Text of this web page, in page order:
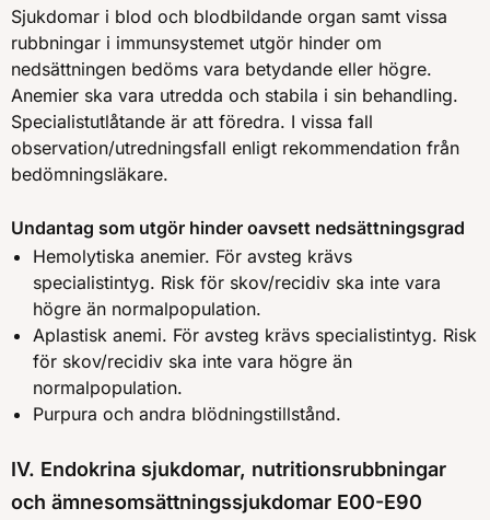
Sjukdomar i blod och blodbildande organ samt vissa
rubbningar i immunsystemet utgör hinder om
nedsättningen bedöms vara betydande eller högre.
Anemier ska vara utredda och stabila i sin behandling.
Specialistutlåtande är att föredra. I vissa fall
observation/utredningsfall enligt rekommendation från
bedömningsläkare.
Undantag som utgör hinder oavsett nedsättningsgrad
Hemolytiska anemier. För avsteg krävs
specialistintyg. Risk för skov/recidiv ska inte vara
högre än normalpopulation.
Aplastisk anemi. För avsteg krävs specialistintyg. Risk
för skov/recidiv ska inte vara högre än
normalpopulation.
Purpura och andra blödningstillstånd.
IV. Endokrina sjukdomar, nutritionsrubbningar
och ämnesomsättningssjukdomar E00-E90